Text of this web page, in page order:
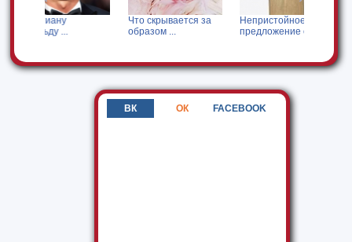
Что скрывается за
образом ...
Непристойное
предложение от ...
Кого Анна
позвала ...
ВК ОК FACEBOOK